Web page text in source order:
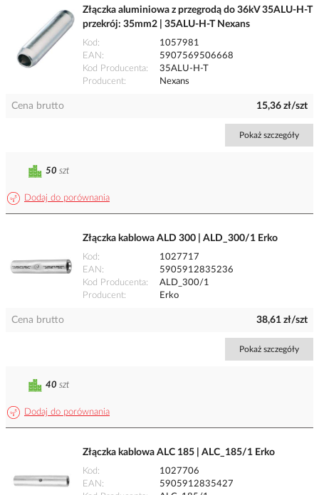
Złączka aluminiowa z przegrodą do 36kV 35ALU-H-T
przekrój: 35mm2 | 35ALU-H-T Nexans
Kod
1057981
EAN
5907569506668
Kod Producenta
35ALU-H-T
Producent
Nexans
Cena brutto 15,36 zł/szt
Pokaż szczegóły
Dodaj do porównania
50 szt
Złączka kablowa ALD 300 | ALD_300/1 Erko
Kod
1027717
EAN
5905912835236
Kod Producenta
ALD_300/1
Producent
Erko
Cena brutto 38,61 zł/szt
Pokaż szczegóły
Dodaj do porównania
40 szt
Złączka kablowa ALC 185 | ALC_185/1 Erko
Kod
1027706
EAN
5905912835427